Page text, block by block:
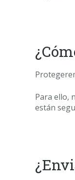
Para ello,
están